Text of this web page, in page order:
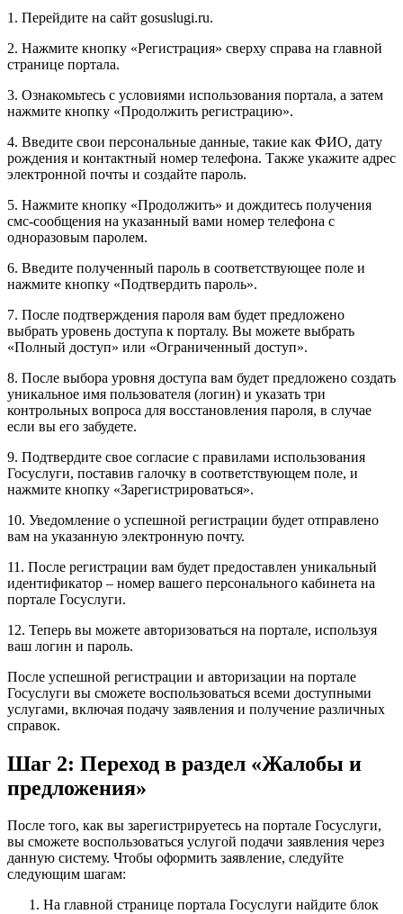
1. Перейдите на сайт gosuslugi.ru.
2. Нажмите кнопку «Регистрация» сверху справа на главной
странице портала.
3. Ознакомьтесь с условиями использования портала, а затем
нажмите кнопку «Продолжить регистрацию».
4. Введите свои персональные данные, такие как ФИО, дату
рождения и контактный номер телефона. Также укажите адрес
электронной почты и создайте пароль.
5. Нажмите кнопку «Продолжить» и дождитесь получения
смс-сообщения на указанный вами номер телефона с
одноразовым паролем.
6. Введите полученный пароль в соответствующее поле и
нажмите кнопку «Подтвердить пароль».
7. После подтверждения пароля вам будет предложено
выбрать уровень доступа к порталу. Вы можете выбрать
«Полный доступ» или «Ограниченный доступ».
8. После выбора уровня доступа вам будет предложено создать
уникальное имя пользователя (логин) и указать три
контрольных вопроса для восстановления пароля, в случае
если вы его забудете.
9. Подтвердите свое согласие с правилами использования
Госуслуги, поставив галочку в соответствующем поле, и
нажмите кнопку «Зарегистрироваться».
10. Уведомление о успешной регистрации будет отправлено
вам на указанную электронную почту.
11. После регистрации вам будет предоставлен уникальный
идентификатор – номер вашего персонального кабинета на
портале Госуслуги.
12. Теперь вы можете авторизоваться на портале, используя
ваш логин и пароль.
После успешной регистрации и авторизации на портале
Госуслуги вы сможете воспользоваться всеми доступными
услугами, включая подачу заявления и получение различных
справок.
Шаг 2: Переход в раздел «Жалобы и
предложения»
После того, как вы зарегистрируетесь на портале Госуслуги,
вы сможете воспользоваться услугой подачи заявления через
данную систему. Чтобы оформить заявление, следуйте
следующим шагам:
На главной странице портала Госуслуги найдите блок